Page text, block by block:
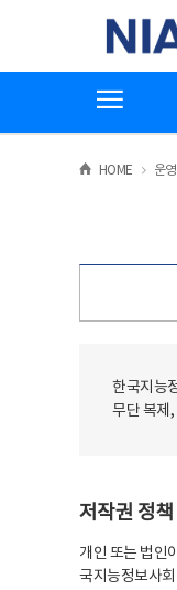
기
한국지능정
HOME >운
한국지능
무단 복제
저작권 정책
개인 또는 법인
국지능정보사